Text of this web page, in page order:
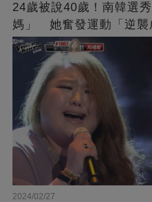
24歲被說40歲！南韓選
媽」 她奮發運動「逆襲
了❤
2024/02/27